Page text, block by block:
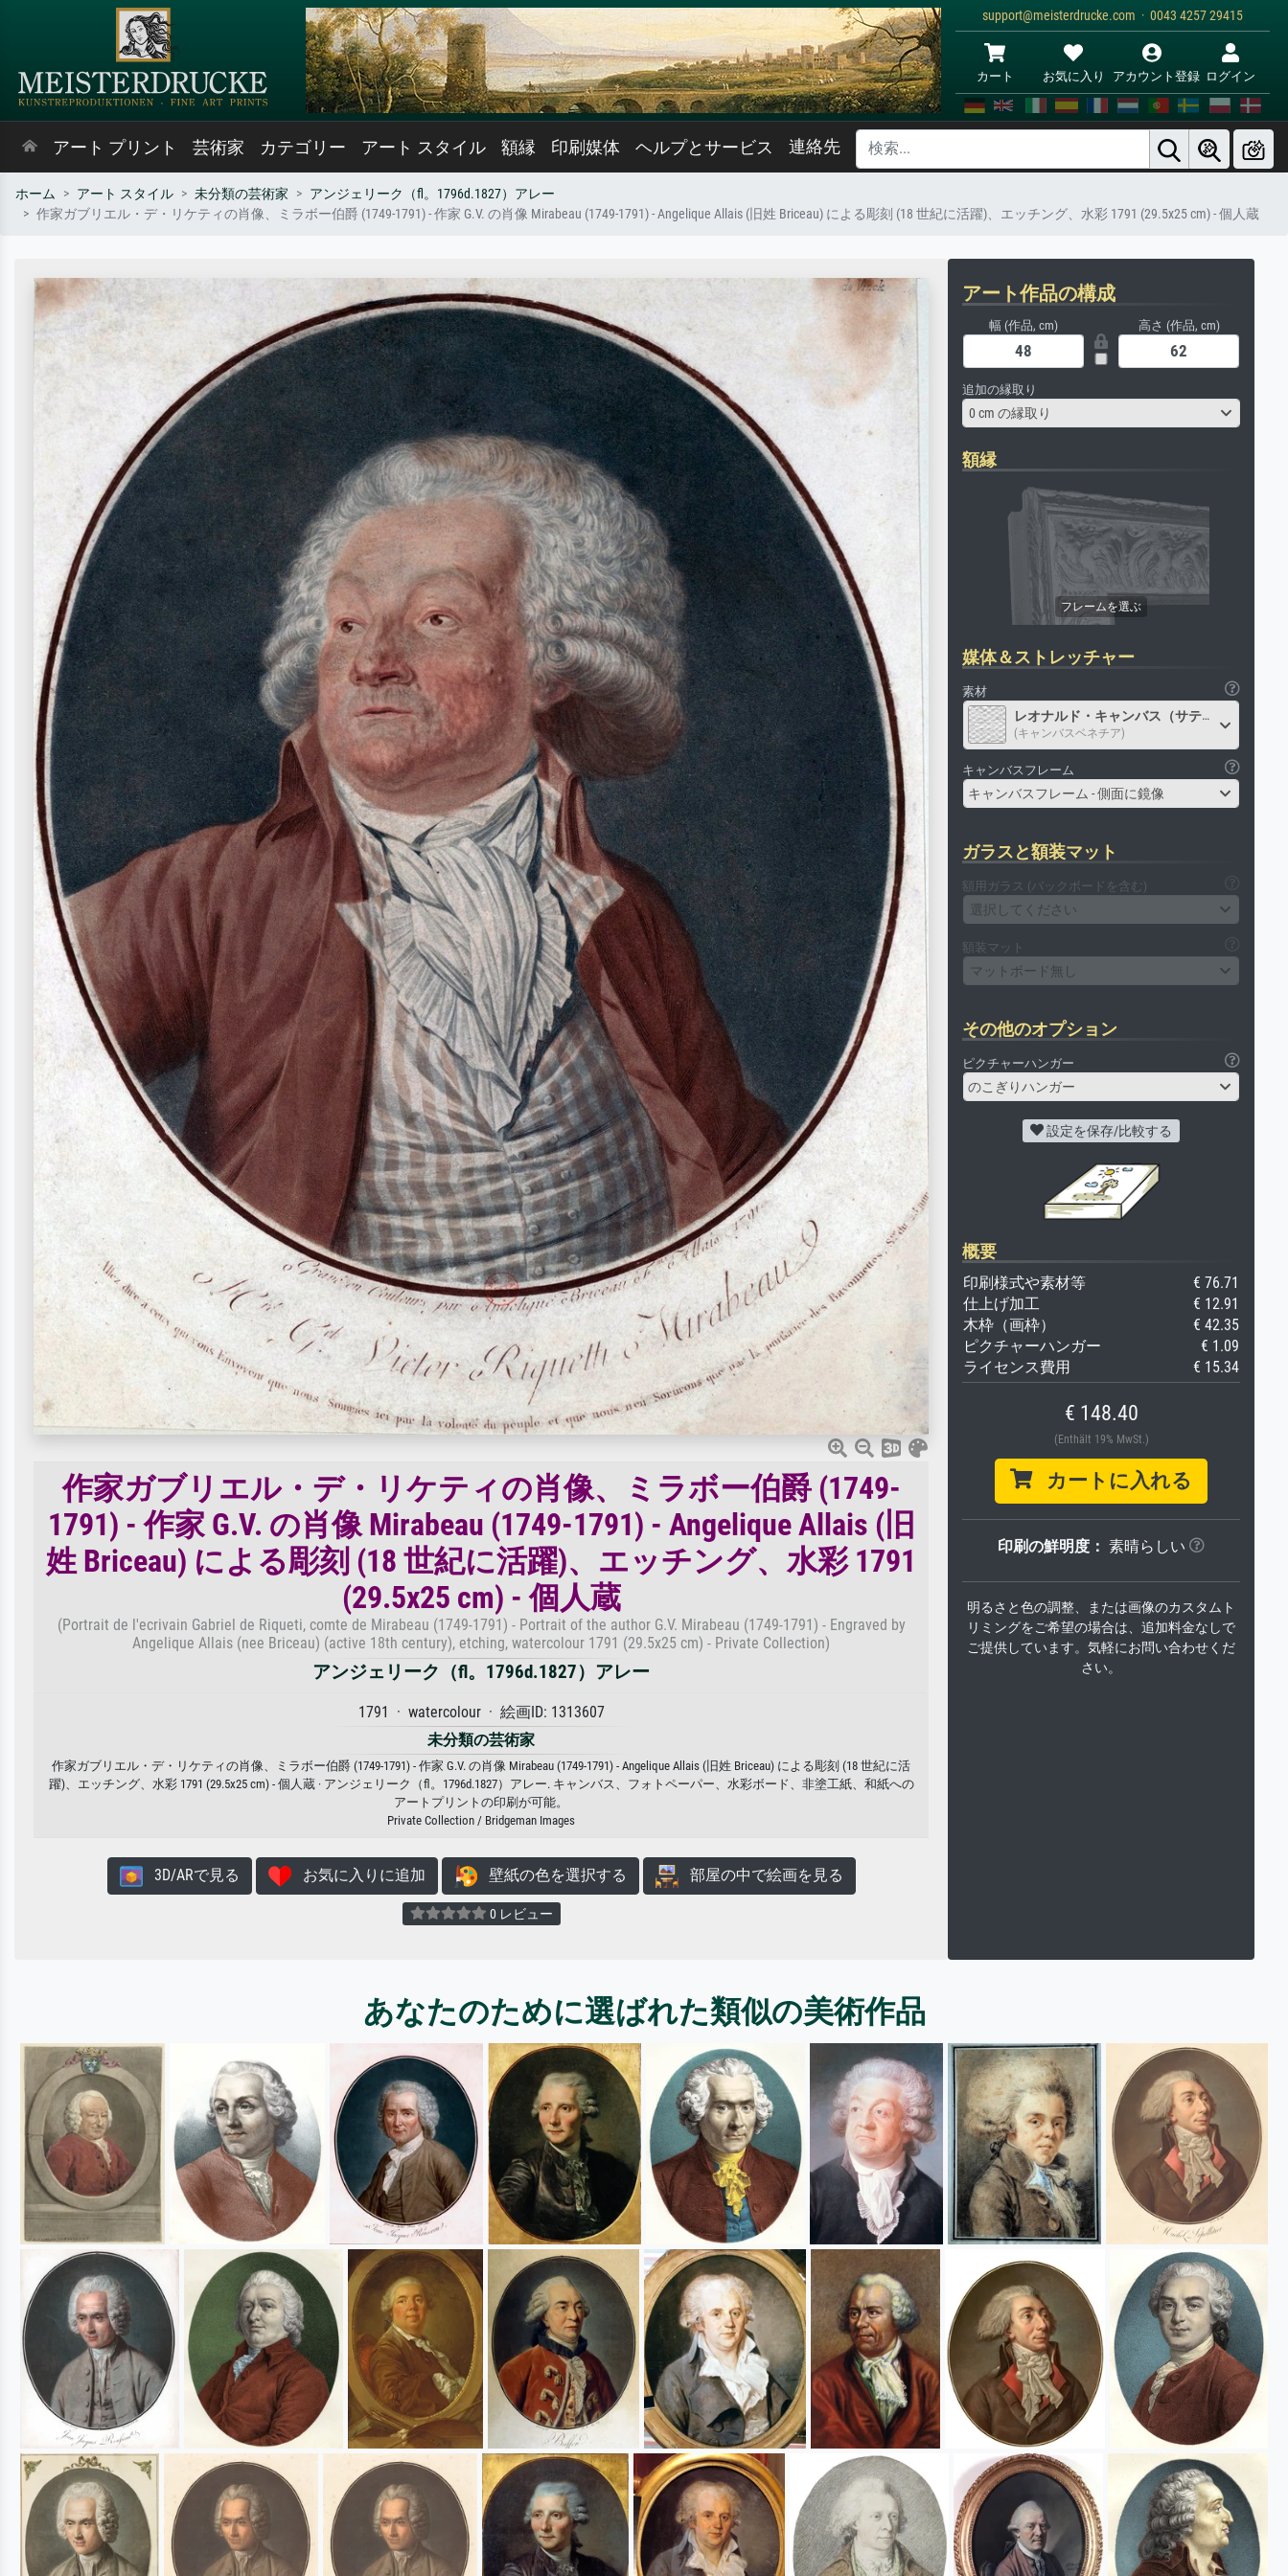
support@meisterdrucke.com · 0043 4257 29415
カート お気に入り アカウント登録 ログイン
アート プリント 芸術家 カテゴリー アート スタイル 額縁 印刷媒体 ヘルプとサービス 連絡先
ホーム アート スタイル 未分類の芸術家
アンジェリーク（fl。1796d.1827）アレー
作家ガブリエル・デ・リケティの肖像、ミラボー伯爵 (1749-1791) - 作家 G.V. の肖像 Mirabeau (1749-1791) - Angelique Allais (旧姓 Briceau) による彫刻 (18 世紀に活躍)、エッチング、水彩 1791 (29.5x25 cm) - 個人蔵
作家ガブリエル・デ・リケティの肖像、ミラボー伯爵 (1749-
1791) - 作家 G.V. の肖像 Mirabeau (1749-1791) - Angelique Allais (旧
姓 Briceau) による彫刻 (18 世紀に活躍)、エッチング、水彩 1791
(29.5x25 cm) - 個人蔵
(Portrait de l'ecrivain Gabriel de Riqueti, comte de Mirabeau (1749-1791) - Portrait of the author G.V. Mirabeau (1749-1791) - Engraved by
Angelique Allais (nee Briceau) (active 18th century), etching, watercolour 1791 (29.5x25 cm) - Private Collection)
アンジェリーク（fl。1796d.1827）アレー
1791 · watercolour · 絵画ID: 1313607
未分類の芸術家
作家ガブリエル・デ・リケティの肖像、ミラボー伯爵 (1749-1791) - 作家 G.V. の肖像 Mirabeau (1749-1791) - Angelique Allais (旧姓 Briceau) による彫刻 (18 世紀に活
躍)、エッチング、水彩 1791 (29.5x25 cm) - 個人蔵 · アンジェリーク（fl。1796d.1827）アレー. キャンバス、フォトペーパー、水彩ボード、非塗工紙、和紙への
アートプリントの印刷が可能。
Private Collection / Bridgeman Images
3D/ARで見る お気に入りに追加 壁紙の色を選択する 部屋の中で絵画を見る
0 レビュー
アート作品の構成
幅 (作品, cm) 高さ (作品, cm)
追加の縁取り
0 cm の縁取り
額縁
媒体＆ストレッチャー
素材
レオナルド・キャンバス（サテン）
(キャンバスベネチア)
キャンバスフレーム
キャンバスフレーム - 側面に鏡像
ガラスと額装マット
額用ガラス (バックボードを含む)
選択してください
額装マット
マットボード無し
その他のオプション
ピクチャーハンガー
のこぎりハンガー
設定を保存/比較する
概要
印刷様式や素材等
€ 76.71
仕上げ加工
€ 12.91
木枠（画枠）
€ 42.35
ピクチャーハンガー
€ 1.09
ライセンス費用
€ 15.34
€ 148.40
(Enthält 19% MwSt.)
カートに入れる
印刷の鮮明度： 素晴らしい
明るさと色の調整、または画像のカスタムト
リミングをご希望の場合は、追加料金なしで
ご提供しています。気軽にお問い合わせくだ
さい。
あなたのために選ばれた類似の美術作品